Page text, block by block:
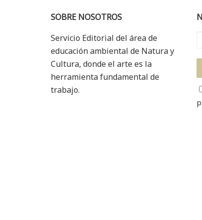
SOBRE NOSOTROS
Servicio Editorial del área de
educación ambiental de Natura y
Cultura, donde el arte es la
herramienta fundamental de
trabajo.